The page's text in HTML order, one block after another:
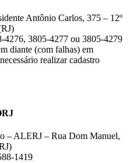
Antônio Carlos, 375 – 12º
4276, 3805-4277 ou 3805-4279
diante (com falhas) em
realizar cadastro
– ALERJ – Rua Dom Manuel,
1419